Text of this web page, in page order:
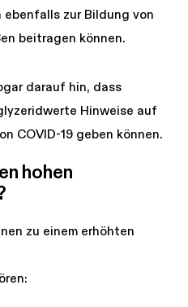
ebenfalls zur Bildung von
beitragen können.
darauf hin, dass
Hinweise auf
COVID-19 geben können.
hohen
zu einem erhöhten